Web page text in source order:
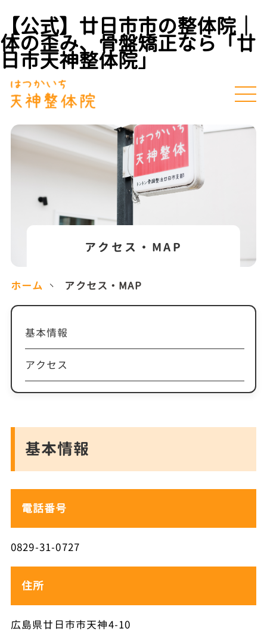
【公式】廿日市市の整体院｜
体の歪み、骨盤矯正なら「廿
日市天神整体院」
アクセス・MAP
ホーム アクセス・MAP
基本情報
アクセス
基本情報
電話番号
0829-31-0727
住所
広島県廿日市市天神4-10